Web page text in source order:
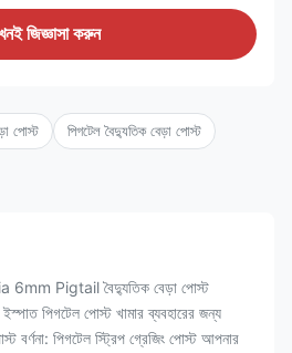
জিজ্ঞাসা করুন
পোস্ট পিগটেল বৈদ্যুতিক বেড়া পোস্ট
6mm Pigtail বৈদ্যুতিক বেড়া পোস্ট
পিগটেল পোস্ট খামার ব্যবহারের জন্য
বর্ণনা: পিগটেল স্ট্রিপ গ্রেজিং পোস্ট আপনার